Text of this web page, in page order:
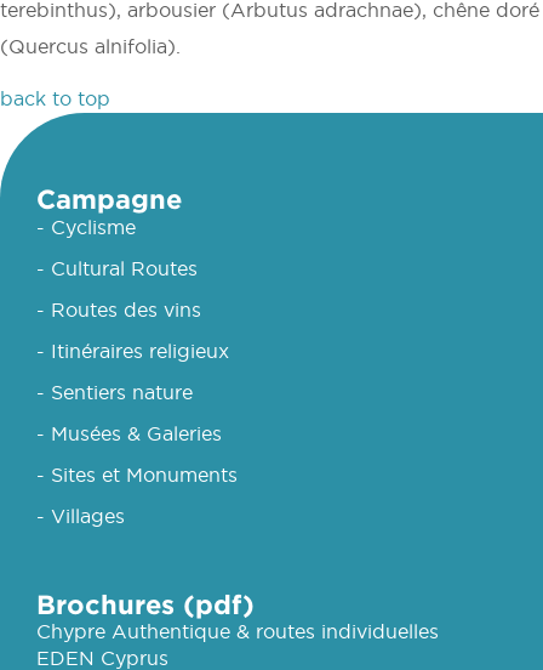
terebinthus), arbousier (Arbutus adrachnae), chêne doré
(Quercus alnifolia).
back to top
Campagne
- Cyclisme
- Cultural Routes
- Routes des vins
- Itinéraires religieux
- Sentiers nature
- Musées & Galeries
- Sites et Monuments
- Villages
Brochures (pdf)
Chypre Authentique & routes individuelles
EDEN Cyprus